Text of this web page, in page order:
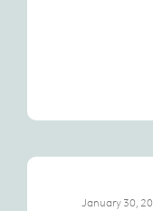
January 30,